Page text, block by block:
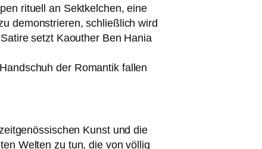
ritu­ell an Sektkelchen, eine
demons­trie­ren, schließ­lich wird
setzt Kaouther Ben Hania
der Romantik fal­len
Kunst und die
Welten zu tun, die von völ­lig